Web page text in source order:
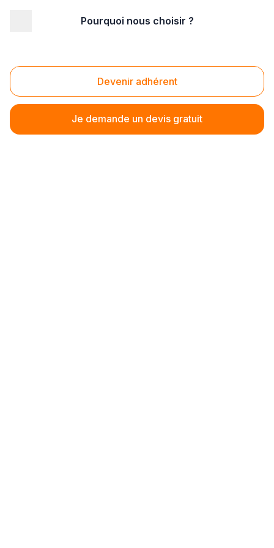
Pourquoi nous choisir ?
Devenir adhérent
Je demande un devis gratuit
Erreur lors du chargement du formulaire